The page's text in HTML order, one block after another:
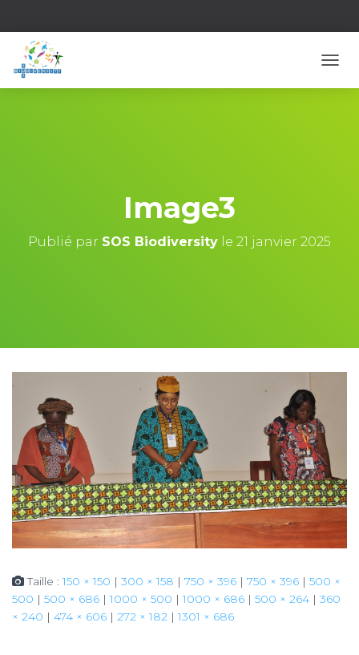
É
V
N
Image3
Publié par SOS Biodiversity le 21 janvier 2025
Taille :150 × 150 | 300 × 158 | 750 × 396 | 750 × 396 | 500 ×
500 | 500 × 686 | 1000 × 500 | 1000 × 686 | 500 × 264 | 360
× 240 | 474 × 606 | 272 × 182 | 1301 × 686